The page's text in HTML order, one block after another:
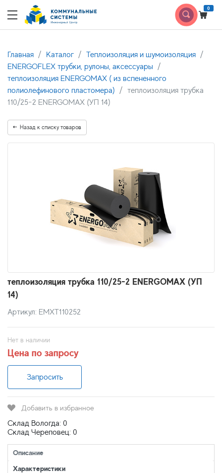
0
Главная Каталог
Теплоизоляция и шумоизоляция
ENERGOFLEX трубки, рулоны, аксессуары
теплоизоляция ENERGOMAX ( из вспененного
полиолефинового пластомера)
теплоизоляция трубка
110/25-2 ENERGOMAX (УП 14)
Назад к списку товаров
теплоизоляция трубка 110/25-2 ENERGOMAX (УП
14)
Артикул: EMXT110252
Нет в наличии
Цена по запросу
Запросить
Добавить в избранное
Склад Вологда: 0
Склад Череповец: 0
Описание
Характеристики